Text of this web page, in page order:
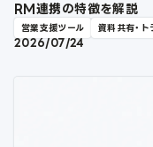
RM連携の特徴を解説
営業支援ツール 資料共有・ト
2026/07/24